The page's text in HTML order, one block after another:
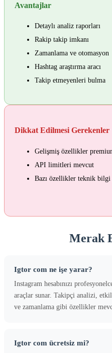
Avantajlar
Detaylı analiz raporları
Rakip takip imkanı
Zamanlama ve otomasyon
Hashtag araştırma aracı
Takip etmeyenleri bulma
Dikkat Edilmesi Gerekenler
Gelişmiş özellikler
API limitleri mevcut
Bazı özellikler teknik
Merak
Igtor com ne işe yarar?
Instagram hesabınızı
araçlar sunar. Takipçi analizi,
ve zamanlama gibi özellikler
Igtor com ücretsiz mi?